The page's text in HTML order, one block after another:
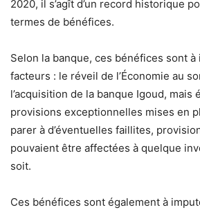
2020, il s’agît d’un record historique
termes de bénéfices.
Selon la banque, ces bénéfices sont
facteurs : le réveil de l’Économie au
l’acquisition de la banque Igoud, mais
provisions exceptionnelles mises en
parer à d’éventuelles faillites,
pouvaient être affectées à quelque
soit.
Ces bénéfices sont également à